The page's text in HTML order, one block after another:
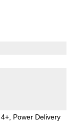
Power Delivery